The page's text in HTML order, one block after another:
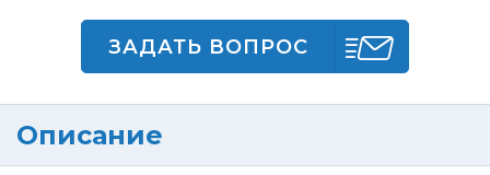
ЗАДАТЬ ВОПРОС
Описание